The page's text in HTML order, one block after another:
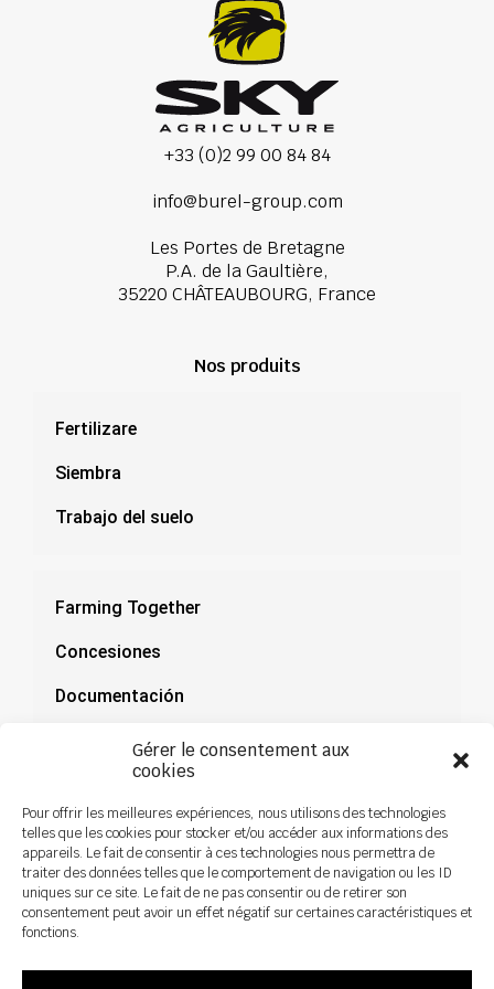
Gérer le consentement aux
cookies
Pour offrir les meilleures expériences, nous utilisons des technologies
telles que les cookies pour stocker et/ou accéder aux informations des
appareils. Le fait de consentir à ces technologies nous permettra de
traiter des données telles que le comportement de navigation ou les ID
uniques sur ce site. Le fait de ne pas consentir ou de retirer son
consentement peut avoir un effet négatif sur certaines caractéristiques et
fonctions.
+33 (0)2 99 00 84 84
info@burel-group.com
Les Portes de Bretagne
P.A. de la Gaultière,
35220 CHÂTEAUBOURG, France
Nos produits
Fertilizare
Siembra
Trabajo del suelo
Farming Together
Concesiones
Documentación